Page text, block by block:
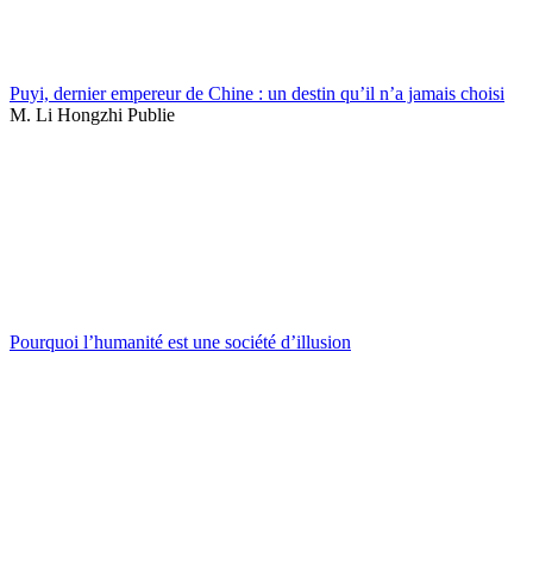
Puyi, dernier empereur de Chine : un destin qu’il n’a jamais choisi
M. Li Hongzhi Publie
Pourquoi l’humanité est une société d’illusion